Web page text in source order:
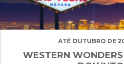
ATÉ OUTUBRO DE
WESTERN